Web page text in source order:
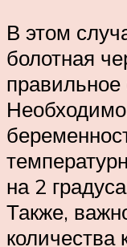
В этом
болотная
на 2
Также,
количества